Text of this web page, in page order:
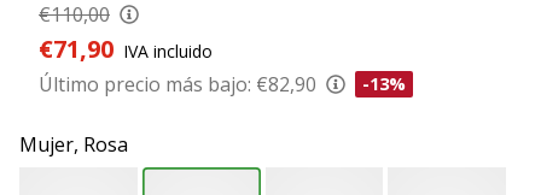
¡Nuestros
consejos
te
ayudarán
elegir
€110,00
€71,90 IVA incluido
Último precio más bajo: €82,90 -13%
Mujer, Rosa